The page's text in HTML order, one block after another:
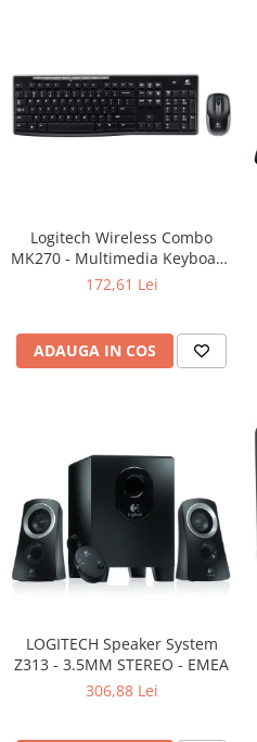
Componente PC
Placi de Baza
Placi Video
SSD
Hard Disc-uri
Carcase
Servere & Componente
Componente Server
Servere
Software
Printing
Multifunctionale
Logitech Wireless Combo
MK270 - Multimedia Keyboard
+ Mouse, Black
172,61 Lei
ADAUGA IN COS
LOGITECH Speaker System
Z313 - 3.5MM STEREO - EMEA
306,88 Lei